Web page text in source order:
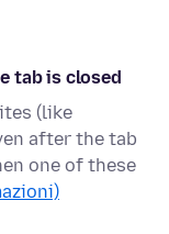
tab is closed
(like
after the tab
one of these